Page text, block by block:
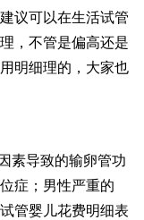
议可以在生活试管
，不管是偏高还是
明细理的，大家也
素导致的输卵管功
症；男性严重的
试管婴儿花费明细表